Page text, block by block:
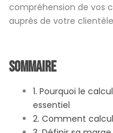
compréhension de vos
auprès de votre
Sommaire
1. Pourquoi le
essentiel
2. Comment